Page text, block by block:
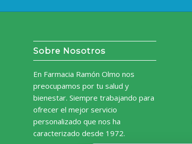
Sobre Nosotros
En Farmacia Ramón Olmo nos
preocupamos por tu salud y
bienestar. Siempre trabajando para
ofrecer el mejor servicio
personalizado que nos ha
caracterizado desde 1972.